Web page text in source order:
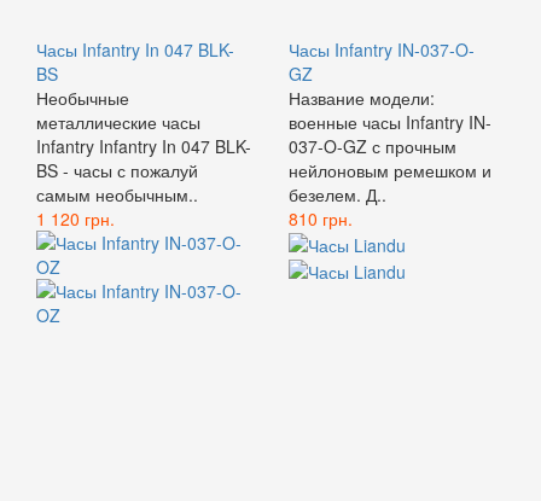
Часы Infantry In 047 BLK-
BS
Необычные
металлические часы
Infantry Infantry In 047 BLK-
BS - часы с пожалуй
самым необычным..
1 120 грн.
Часы Infantry IN-037-O-
GZ
Название модели:
военные часы Infantry IN-
037-O-GZ с прочным
нейлоновым ремешком и
безелем. Д..
810 грн.